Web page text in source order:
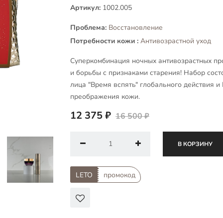
Артикул: 1002.005
Проблема: Восстановление
Потребности кожи : Антивозрастной уход
Суперкомбинация ночных антивозрастных
и борьбы с признаками старения! Набор
лица "Время вспять" глобального действия
преображения кожи.
12 375 ₽ 16 500 ₽
В КОРЗИНУ
LETO промокод